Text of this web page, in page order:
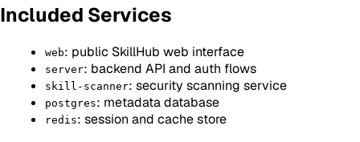
Included Services
web: public SkillHub web interface
server: backend API and auth flows
skill-scanner: security scanning service
postgres: metadata database
redis: session and cache store